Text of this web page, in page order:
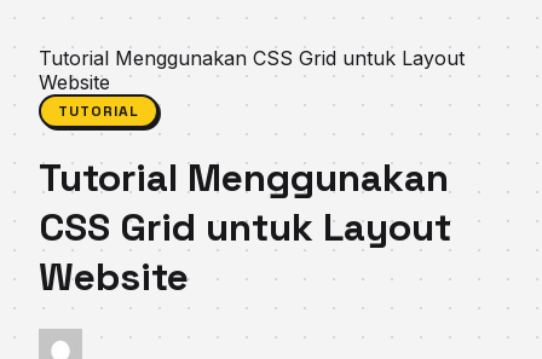
Tutorial Menggunakan CSS Grid untuk Layout
Website
TUTORIAL
Tutorial Menggunakan
CSS Grid untuk Layout
Website